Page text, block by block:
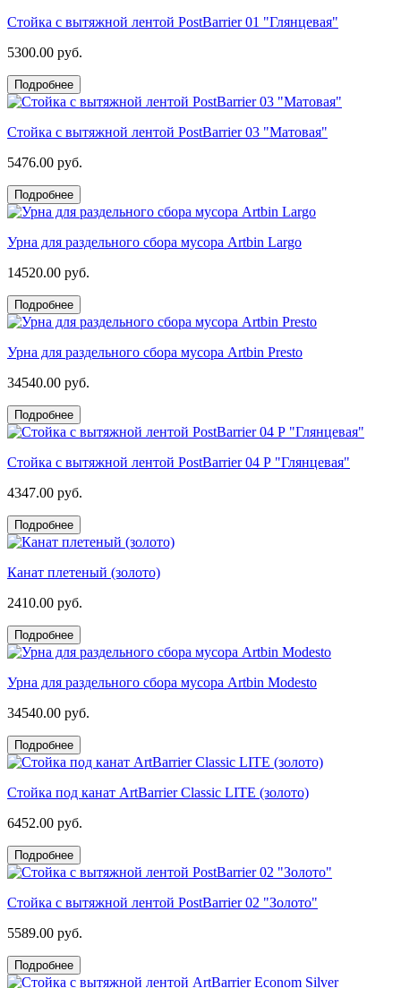
Стойка с вытяжной лентой PostBarrier 01 "Глянцевая"
5300.00 руб.
Подробнее
Стойка с вытяжной лентой PostBarrier 03 "Матовая"
5476.00 руб.
Подробнее
Урна для раздельного сбора мусора Artbin Largo
14520.00 руб.
Подробнее
Урна для раздельного сбора мусора Artbin Presto
34540.00 руб.
Подробнее
Стойка с вытяжной лентой PostBarrier 04 Р "Глянцевая"
4347.00 руб.
Подробнее
Канат плетеный (золото)
2410.00 руб.
Подробнее
Урна для раздельного сбора мусора Artbin Modesto
34540.00 руб.
Подробнее
Стойка под канат ArtBarrier Classic LITE (золото)
6452.00 руб.
Подробнее
Стойка с вытяжной лентой PostBarrier 02 "Золото"
5589.00 руб.
Подробнее